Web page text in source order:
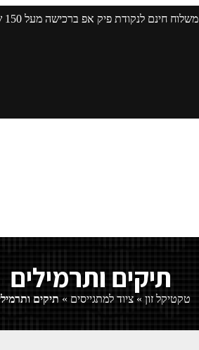
משלוח חינם לנקודת פיק אפ ברכישה מעל 150 ש"ח
תיקים ותרמילים
טקטיקל זון » ציוד למתגייסים » תיקים